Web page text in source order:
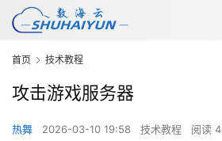
首页 技术教程
攻击游戏服务器
热舞 2026-03-10 19:58 技术教程 阅读 4